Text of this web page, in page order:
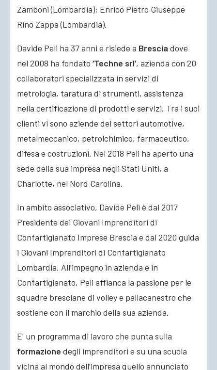
Zamboni (Lombardia); Enrico Pietro Giuseppe
Rino Zappa (Lombardia).
Davide Peli ha 37 anni e risiede a Brescia dove
nel 2008 ha fondato ‘Techne srl’, azienda con 20
collaboratori specializzata in servizi di
metrologia, taratura di strumenti, assistenza
nella certificazione di prodotti e servizi. Tra i suoi
clienti vi sono aziende dei settori automotive,
metalmeccanico, petrolchimico, farmaceutico,
difesa e costruzioni. Nel 2018 Peli ha aperto una
sede della sua impresa negli Stati Uniti, a
Charlotte, nel Nord Carolina.
In ambito associativo, Davide Peli è dal 2017
Presidente dei Giovani Imprenditori di
Confartigianato Imprese Brescia e dal 2020 guida
i Giovani Imprenditori di Confartigianato
Lombardia. All’impegno in azienda e in
Confartigianato, Peli affianca la passione per le
squadre bresciane di volley e pallacanestro che
sostiene con il marchio della sua azienda.
E’ un programma di lavoro che punta sulla
formazione degli imprenditori e su una scuola
vicina al mondo dell’impresa quello annunciato